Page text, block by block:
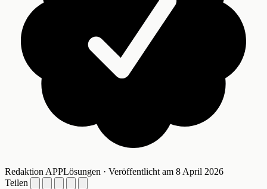
Redaktion APPLösungen · Veröffentlicht am 8 April 2026
Teilen